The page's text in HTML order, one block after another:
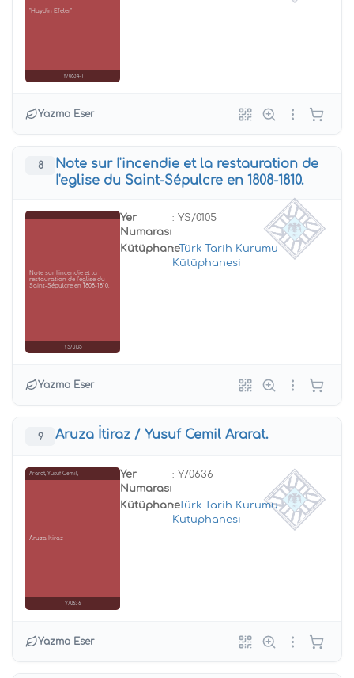
"Haydin Efeler"
Y/0634-1
Yazma Eser
8
Note sur I'incendie et la restauration de
I'eglise du Saint-Sépulcre en 1808-1810.
Note sur I'incendie et la
restauration de I'eglise du
Saint-Sépulcre en 1808-1810.
YS/0105
Yer
Numarası
: YS/0105
Kütüphane
:Türk Tarih Kurumu
Kütüphanesi
Yazma Eser
9 Aruza İtiraz / Yusuf Cemil Ararat.
Ararat, Yusuf Cemil,
Aruza İtiraz
Y/0636
Yer
Numarası
: Y/0636
Kütüphane
:Türk Tarih Kurumu
Kütüphanesi
Yazma Eser